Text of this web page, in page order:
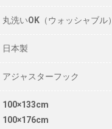
丸洗いOK（ウォッシャブル）
日本製
アジャスターフック
100×133cm
100×176cm